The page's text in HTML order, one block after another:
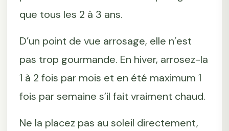
que tous les 2 à 3 ans.
D’un point de vue arrosage, elle n’est
pas trop gourmande. En hiver, arrosez-la
1 à 2 fois par mois et en été maximum 1
fois par semaine s’il fait vraiment chaud.
Ne la placez pas au soleil directement,